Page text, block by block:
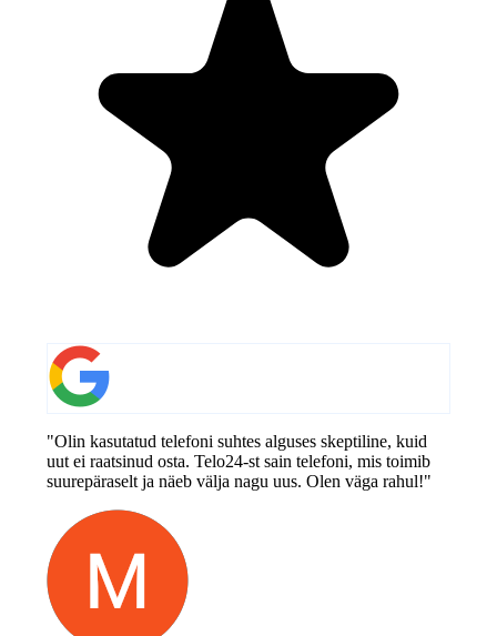
"Olin kasutatud telefoni suhtes alguses skeptiline, kuid
uut ei raatsinud osta. Telo24-st sain telefoni, mis toimib
suurepäraselt ja näeb välja nagu uus. Olen väga rahul!"